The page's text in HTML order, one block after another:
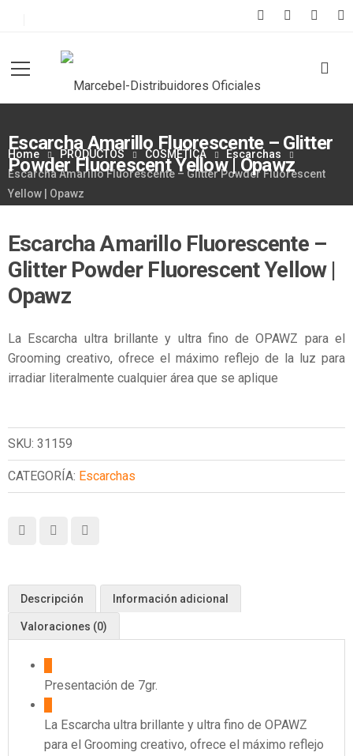
Escarcha Amarillo Fluorescente – Glitter
Powder Fluorescent Yellow | Opawz
Home PRODUCTOS COSMÉTICA
Escarchas
Escarcha Amarillo Fluorescente – Glitter Powder Fluorescent
Yellow | Opawz
Escarcha Amarillo Fluorescente –
Glitter Powder Fluorescent Yellow |
Opawz
La Escarcha ultra brillante y ultra fino de OPAWZ para el
Grooming creativo, ofrece el máximo reflejo de la luz para
irradiar literalmente cualquier área que se aplique
SKU: 31159
CATEGORÍA: Escarchas
Descripción Información adicional
Valoraciones (0)
Presentación de 7gr.
La Escarcha ultra brillante y ultra fino de OPAWZ
para el Grooming creativo, ofrece el máximo reflejo